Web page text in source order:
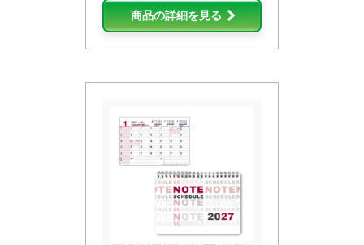
商品の詳細を見る